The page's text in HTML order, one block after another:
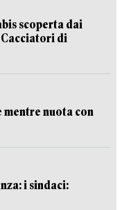
scoperta dai
di
mentre nuota con
i sindaci: